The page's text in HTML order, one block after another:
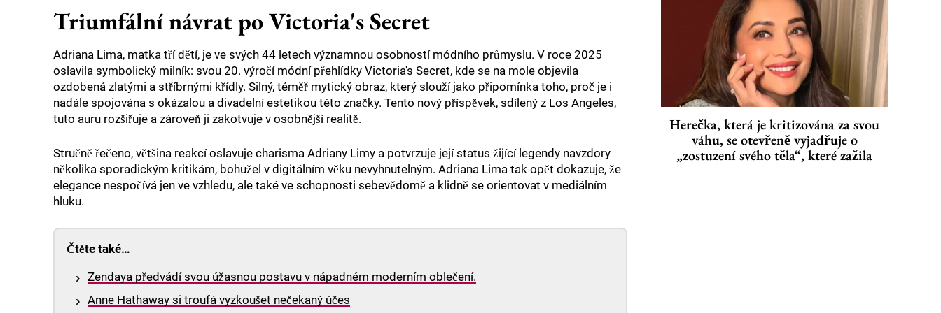
Triumfální návrat po Victoria's Secret
Adriana Lima, matka tří dětí, je ve svých 44 letech významnou osobností módního průmyslu. V roce 2025
oslavila symbolický milník: svou 20. výročí módní přehlídky Victoria's Secret, kde se na mole objevila
ozdobená zlatými a stříbrnými křídly. Silný, téměř mytický obraz, který slouží jako připomínka toho, proč je i
nadále spojována s okázalou a divadelní estetikou této značky. Tento nový příspěvek, sdílený z Los Angeles,
tuto auru rozšiřuje a zároveň ji zakotvuje v osobnější realitě.
Stručně řečeno, většina reakcí oslavuje charisma Adriany Limy a potvrzuje její status žijící legendy navzdory
několika sporadickým kritikám, bohužel v digitálním věku nevyhnutelným. Adriana Lima tak opět dokazuje, že
elegance nespočívá jen ve vzhledu, ale také ve schopnosti sebevědomě a klidně se orientovat v mediálním
hluku.
Čtěte také…
Zendaya předvádí svou úžasnou postavu v nápadném moderním oblečení.
Anne Hathaway si troufá vyzkoušet nečekaný účes
Herečka, která je kritizována za svou
váhu, se otevřeně vyjadřuje o
„zostuzení svého těla“, které zažila